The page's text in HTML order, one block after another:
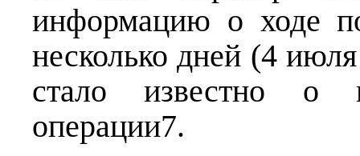
информацию о ходе
несколько дней (4
стало известно о
операции7.